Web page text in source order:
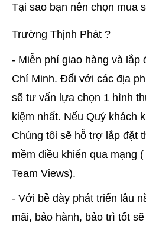
Tại sao bạn nên chọn mua
Trường Thịnh Phát ?
- Miễn phí giao hàng và lắp
Chí Minh. Đối với các địa
sẽ tư vấn lựa chọn 1 hình
kiệm nhất. Nếu Quý khách
Chúng tôi sẽ hỗ trợ lắp đặt
mềm điều khiển qua mạng
Team Views).
- Với bề dày phát triển lâu
mãi, bảo hành, bảo trì tốt